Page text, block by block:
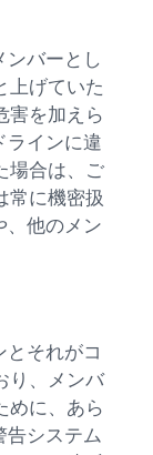
ンバーとし
上げていた
害を加えら
ラインに違
場合は、ご
常に機密扱
、他のメン
それがコ
り、メンバ
めに、あら
告システム